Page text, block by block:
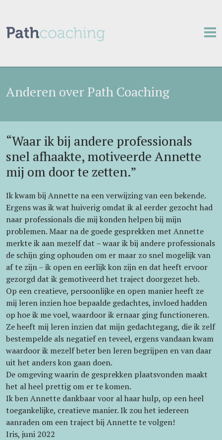
Ervaringen
Over mij
Familieopstellingen
Anderen over Path Coaching
“Waar ik bij andere professionals
snel afhaakte, motiveerde Annette
mij om door te zetten.”
Ik kwam bij Annette na een verwijzing van een bekende.
Ergens was ik wat huiverig omdat ik al eerder gezocht had
naar professionals die mij konden helpen bij mijn
problemen. Maar na de goede gesprekken met Annette
merkte ik aan mezelf dat – waar ik bij andere professionals
de schijn ging ophouden om er maar zo snel mogelijk van
af te zijn – ik open en eerlijk kon zijn en dat heeft ervoor
gezorgd dat ik gemotiveerd het traject doorgezet heb.
Op een creatieve, persoonlijke en open manier heeft ze
mij leren inzien hoe bepaalde gedachtes, invloed hadden
op hoe ik me voel, waardoor ik ernaar ging functioneren.
Ze heeft mij leren inzien dat mijn gedachtegang, die ik zelf
bestempelde als negatief en teveel, ergens vandaan kwam
waardoor ik mezelf beter ben leren begrijpen en van daar
uit het anders kon gaan doen.
De omgeving waarin de gesprekken plaatsvonden maakt
het al heel prettig om er te komen.
Ik ben Annette dankbaar voor al haar hulp, op een heel
toegankelijke, creatieve manier. Ik zou het iedereen
aanraden om een traject bij Annette te volgen!
Iris, juni 2022